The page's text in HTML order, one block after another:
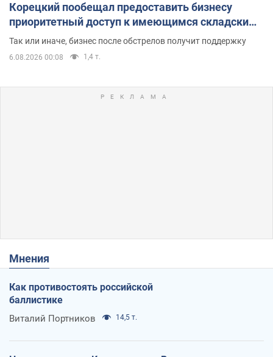
Корецкий пообещал предоставить бизнесу
приоритетный доступ к имеющимся складским
помещениям
Так или иначе, бизнес после обстрелов получит поддержку
6.08.2026 00:08 1,4 т.
Мнения
Как противостоять российской
баллистике
Виталий Портников 14,5 т.